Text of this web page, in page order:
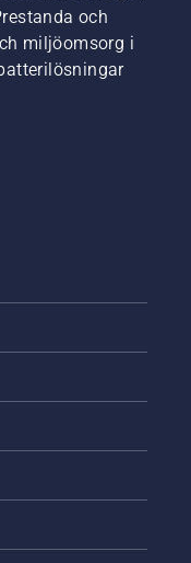
och
miljöomsorg i